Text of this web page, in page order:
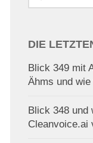
nach:
DIE
Blick 349 mit
Ähms und
Blick 348 und
Cleanvoice.ai